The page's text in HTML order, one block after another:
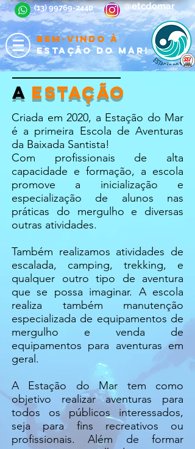
(13) 99769-2440 @etcdomar
BEM-VINDO À
ESTAÇÃO DO MAR!
A ESTAÇÃO
Criada em 2020, a Estação do Mar
é a primeira Escola de Aventuras
da Baixada Santista!
Com profissionais de alta
capacidade e formação, a escola
promove a inicialização e
especialização de alunos nas
práticas do mergulho e diversas
outras atividades.
Também realizamos atividades de
escalada, camping, trekking, e
qualquer outro tipo de aventura
que se possa imaginar. A escola
realiza também manutenção
especializada de equipamentos de
mergulho e venda de
equipamentos para aventuras em
geral.
​A Estação do Mar tem como
objetivo realizar aventuras para
todos os públicos interessados,
seja para fins recreativos ou
profissionais. Além de formar